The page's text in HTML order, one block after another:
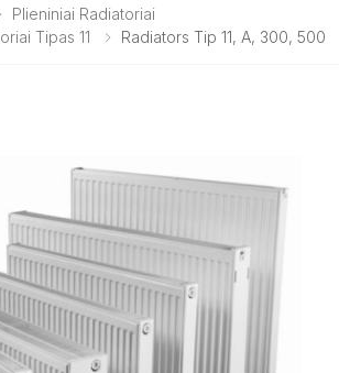
Plieniniai Radiatoriai
Tipas 11
Radiators Tip 11, A, 300, 500